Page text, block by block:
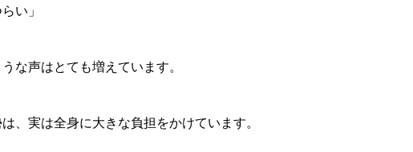
い」
な声はとても増えています。
、実は全身に大きな負担をかけています。